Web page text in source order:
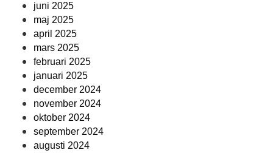
juni 2025
maj 2025
april 2025
mars 2025
februari 2025
januari 2025
december 2024
november 2024
oktober 2024
september 2024
augusti 2024